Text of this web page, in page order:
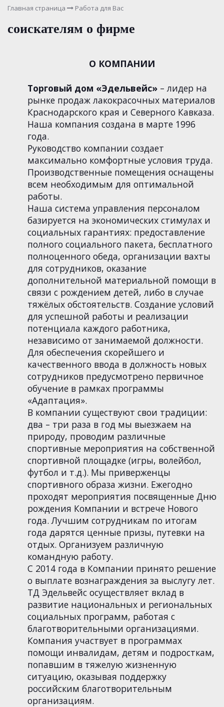
Главная страница Работа для Вас
соискателям о фирме
О КОМПАНИИ
Торговый дом «Эдельвейс» – лидер на
рынке продаж лакокрасочных материалов
Краснодарского края и Северного Кавказа.
Наша компания создана в марте 1996
года.
Руководство компании создает
максимально комфортные условия труда.
Производственные помещения оснащены
всем необходимым для оптимальной
работы.
Наша система управления персоналом
базируется на экономических стимулах и
социальных гарантиях: предоставление
полного социального пакета, бесплатного
полноценного обеда, организации вахты
для сотрудников, оказание
дополнительной материальной помощи в
связи с рождением детей, либо в случае
тяжёлых обстоятельств. Создание условий
для успешной работы и реализации
потенциала каждого работника,
независимо от занимаемой должности.
Для обеспечения скорейшего и
качественного ввода в должность новых
сотрудников предусмотрено первичное
обучение в рамках программы
«Адаптация».
В компании существуют свои традиции:
два – три раза в год мы выезжаем на
природу, проводим различные
спортивные мероприятия на собственной
спортивной площадке (игры, волейбол,
футбол и т.д.). Мы приверженцы
спортивного образа жизни. Ежегодно
проходят мероприятия посвященные Дню
рождения Компании и встрече Нового
года. Лучшим сотрудникам по итогам
года дарятся ценные призы, путевки на
отдых. Организуем различную
командную работу.
С 2014 года в Компании принято решение
о выплате вознаграждения за выслугу лет.
ТД Эдельвейс осуществляет вклад в
развитие национальных и региональных
социальных программ, работая с
благотворительными организациями.
Компания участвует в программах
помощи инвалидам, детям и подросткам,
попавшим в тяжелую жизненную
ситуацию, оказывая поддержку
российским благотворительным
организациям.